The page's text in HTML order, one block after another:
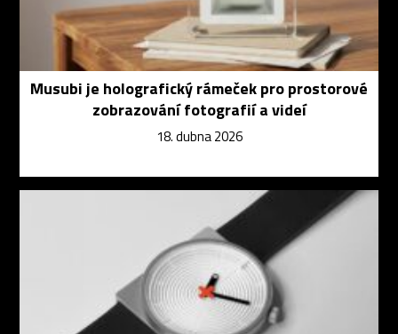
Musubi je holografický rámeček pro prostorové
zobrazování fotografií a videí
18. dubna 2026